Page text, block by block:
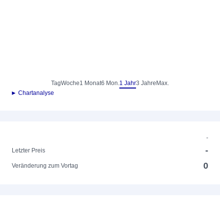
TagWoche1 Monat6 Mon.1 Jahr3 Jahre Max.
► Chartanalyse
-
Letzter Preis
-
Veränderung zum Vortag 0